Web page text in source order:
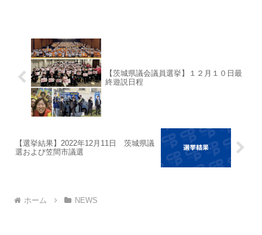
【茨城県議会議員選挙】１２月１０日最
終遊説日程
【選挙結果】2022年12月11日 茨城県議
選および笠間市議選
ホーム NEWS